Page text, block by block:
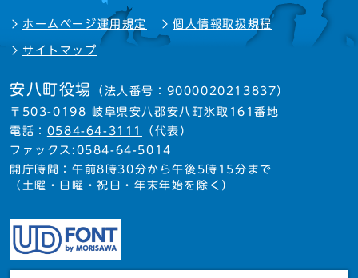
ホームページ運用規定 個人情報取扱規程
サイトマップ
安八町役場 （法人番号：9000020213837）
〒503-0198 岐阜県安八郡安八町氷取161番地
電話： 0584-64-3111
（代表）
ファックス:0584-64-5014
開庁時間：午前8時30分から午後5時15分まで
（土曜・日曜・祝日・年末年始を除く）